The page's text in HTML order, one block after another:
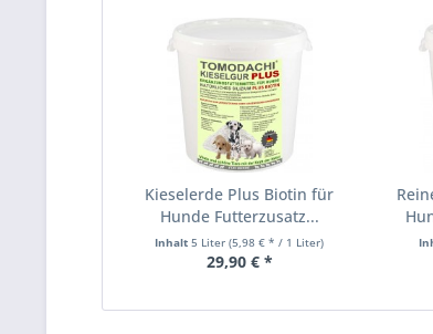
Kieselerde Plus Biotin für
Hunde Futterzusatz...
Inhalt5 Liter(5,98 € * / 1 Liter)
29,90 € *